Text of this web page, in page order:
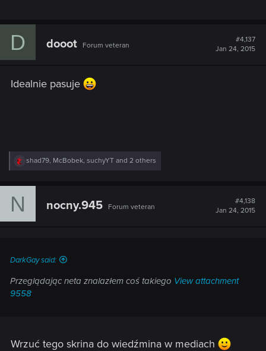
D dooot Forum veteran
#4,137
Jan 24, 2015
Idealnie pasuje
R
e
c
shad79, McBobek, suchyYT and 2 others
N nocny.945 Forum veteran
#4,138
Jan 24, 2015
DarkGay said:
Przeglądając neta znalazłem coś takiego View attachment
9558
Wrzuć tego skrina do wiedźmina w mediach